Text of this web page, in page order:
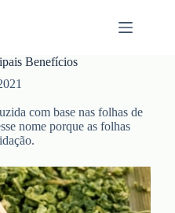
Benefícios
com base nas folhas de
nome porque as folhas